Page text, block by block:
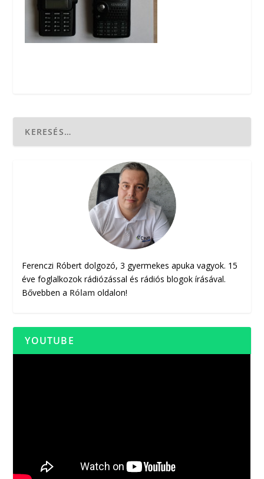
Ferenczi Róbert dolgozó, 3 gyermekes apuka vagyok. 15
éve foglalkozok rádiózással és rádiós blogok írásával.
Bővebben a Rólam oldalon!
YOUTUBE